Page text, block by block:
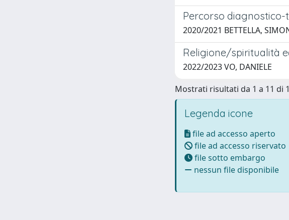
Percorso
2020/2021 BETTELLA,
Religione/spiritualità
2022/2023 VO, DANIELE
Mostrati risultati da 1 a 11 di
Legenda icone
file ad accesso aperto
file ad accesso riservato
file sotto embargo
nessun file disponibile